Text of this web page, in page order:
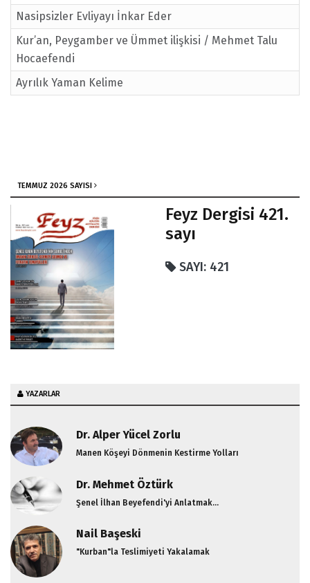
Nasipsizler Evliyayı İnkar Eder
Kur’an, Peygamber ve Ümmet ilişkisi / Mehmet Talu
Hocaefendi
Ayrılık Yaman Kelime
TEMMUZ 2026 SAYISI
Feyz Dergisi 421.
sayı
SAYI: 421
YAZARLAR
Dr. Alper Yücel Zorlu
Manen Köşeyi Dönmenin Kestirme Yolları
Dr. Mehmet Öztürk
Şenel İlhan Beyefendi'yi Anlatmak...
Nail Başeski
"Kurban"la Teslimiyeti Yakalamak